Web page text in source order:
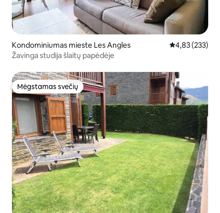
Kondominiumas mieste Les Angles Vidutinis
4,83 (233)
Žavinga studija šlaitų papėdėje
Mėgstamas svečių
Mėgstamas svečių